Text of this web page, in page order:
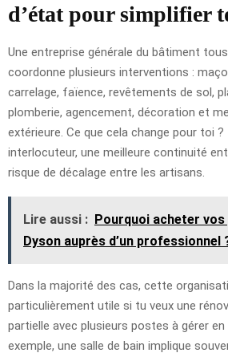
d’état pour simplifier
Une entreprise générale du bâtiment
coordonne plusieurs interventions :
carrelage, faïence, revêtements de sol,
plomberie, agencement, décoration et
extérieure. Ce que cela change pour toi ?
interlocuteur, une meilleure continuité
risque de décalage entre les artisans.
Lire aussi : Pourquoi acheter
Dyson auprès d’un professionnel
Dans la majorité des cas, cette
particulièrement utile si tu veux une
partielle avec plusieurs postes à gérer
exemple, une salle de bain implique